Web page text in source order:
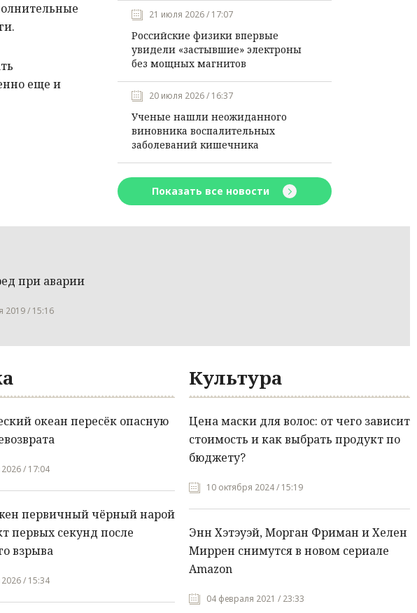
еще и
21 июля 2026 / 17:07
Российские физики впервые
увидели «застывшие» электроны
без мощных магнитов
20 июля 2026 / 16:37
Ученые нашли неожиданного
виновника воспалительных
заболеваний кишечника
Показать все новости
при аварии
2019 / 15:16
океан пересёк опасную
/ 17:04
первичный чёрный нарой
первых секунд после
взрыва
/ 15:34
Культура
Цена маски для волос: от чего зависит
стоимость и как выбрать продукт по
бюджету?
10 октября 2024 / 15:19
Энн Хэтэуэй, Морган Фриман и Хелен
Миррен снимутся в новом сериале
Amazon
04 февраля 2021 / 23:33